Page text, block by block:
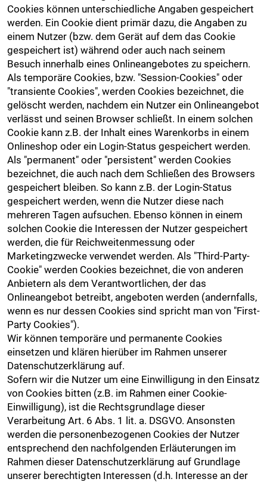
Cookies können unterschiedliche Angaben gespeichert
werden. Ein Cookie dient primär dazu, die Angaben zu
einem Nutzer (bzw. dem Gerät auf dem das Cookie
gespeichert ist) während oder auch nach seinem
Besuch innerhalb eines Onlineangebotes zu speichern.
Als temporäre Cookies, bzw. "Session-Cookies" oder
"transiente Cookies", werden Cookies bezeichnet, die
gelöscht werden, nachdem ein Nutzer ein Onlineangebot
verlässt und seinen Browser schließt. In einem solchen
Cookie kann z.B. der Inhalt eines Warenkorbs in einem
Onlineshop oder ein Login-Status gespeichert werden.
Als "permanent" oder "persistent" werden Cookies
bezeichnet, die auch nach dem Schließen des Browsers
gespeichert bleiben. So kann z.B. der Login-Status
gespeichert werden, wenn die Nutzer diese nach
mehreren Tagen aufsuchen. Ebenso können in einem
solchen Cookie die Interessen der Nutzer gespeichert
werden, die für Reichweitenmessung oder
Marketingzwecke verwendet werden. Als "Third-Party-
Cookie" werden Cookies bezeichnet, die von anderen
Anbietern als dem Verantwortlichen, der das
Onlineangebot betreibt, angeboten werden (andernfalls,
wenn es nur dessen Cookies sind spricht man von "First-
Party Cookies").
Wir können temporäre und permanente Cookies
einsetzen und klären hierüber im Rahmen unserer
Datenschutzerklärung auf.
Sofern wir die Nutzer um eine Einwilligung in den Einsatz
von Cookies bitten (z.B. im Rahmen einer Cookie-
Einwilligung), ist die Rechtsgrundlage dieser
Verarbeitung Art. 6 Abs. 1 lit. a. DSGVO. Ansonsten
werden die personenbezogenen Cookies der Nutzer
entsprechend den nachfolgenden Erläuterungen im
Rahmen dieser Datenschutzerklärung auf Grundlage
unserer berechtigten Interessen (d.h. Interesse an der